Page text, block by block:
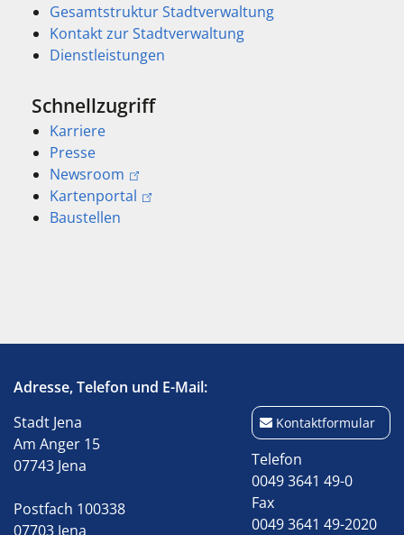
Gesamtstruktur Stadtverwaltung
Kontakt zur Stadtverwaltung
Dienstleistungen
Schnellzugriff
Karriere
Presse
Newsroom
Kartenportal
Baustellen
Adresse, Telefon und E-Mail:
Stadt Jena
Am Anger 15
07743 Jena
Postfach 100338
07703 Jena
Kontaktformular
Telefon
0049 3641 49-0
Fax
0049 3641 49-2020